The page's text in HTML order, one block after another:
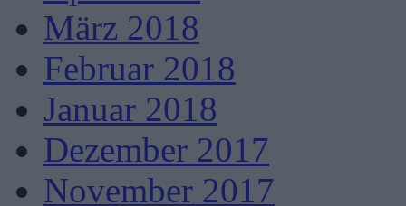
März 2018
Februar 2018
Januar 2018
Dezember 2017
November 2017